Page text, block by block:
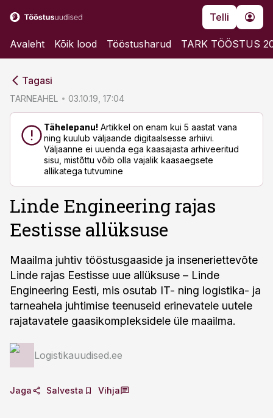
Telli
Avaleht Kõik lood Tööstusharud TARK TÖÖSTUS
Tagasi
TARNEAHEL 03.10.19, 17:04
Tähelepanu! Artikkel on enam kui 5 aastat vana
ning kuulub väljaande digitaalsesse arhiivi.
Väljaanne ei uuenda ega kaasajasta arhiveeritud
sisu, mistõttu võib olla vajalik kaasaegsete
allikatega tutvumine
Linde Engineering rajas
Eestisse allüksuse
Maailma juhtiv tööstusgaaside ja inseneriettevõte
Linde rajas Eestisse uue allüksuse – Linde
Engineering Eesti, mis osutab IT- ning logistika- ja
tarneahela juhtimise teenuseid erinevatele uutele
rajatavatele gaasikompleksidele üle maailma.
Logistikauudised.ee
Jaga Salvesta Vihja